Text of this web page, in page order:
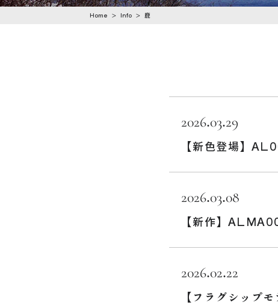
n
Home > Info > 鹿
2026.03.29
【新色登場】
2026.03.08
【新作】
2026.02.22
【フラグシップ